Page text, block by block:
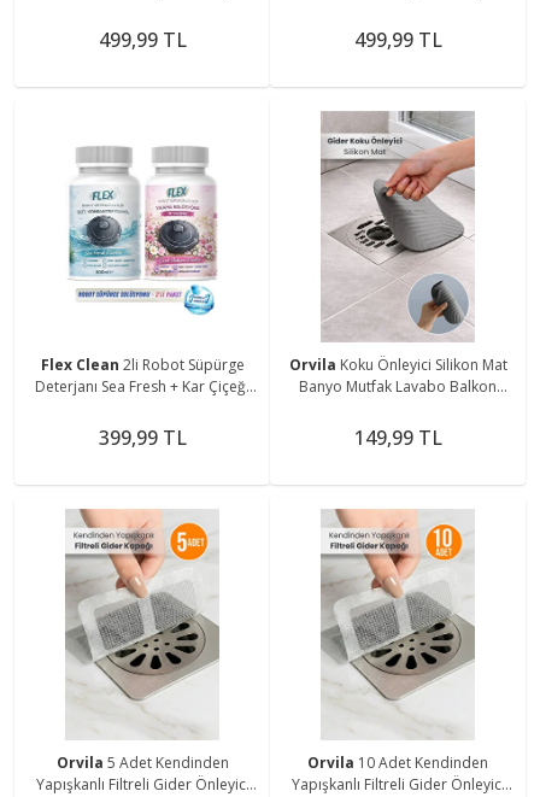
3x500 mL
499,99 TL
Köpük - İz Bırakmaz - Kar Çiçeği
3x500 Ml
499,99 TL
Flex Clean 2li Robot Süpürge
Deterjanı Sea Fresh + Kar Çiçeği
399,99 TL
Orvila Koku Önleyici Silikon Mat
Banyo Mutfak Lavabo Balkon
149,99 TL
Orvila 5 Adet Kendinden
Yapışkanlı Filtreli Gider Önleyici
Orvila 10 Adet Kendinden
Yapışkanlı Filtreli Gider Önleyici